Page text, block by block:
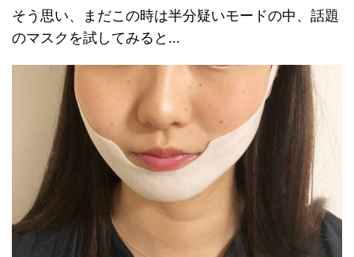
そう思い、まだこの時は半分疑いモードの中、話題
のマスクを試してみると…